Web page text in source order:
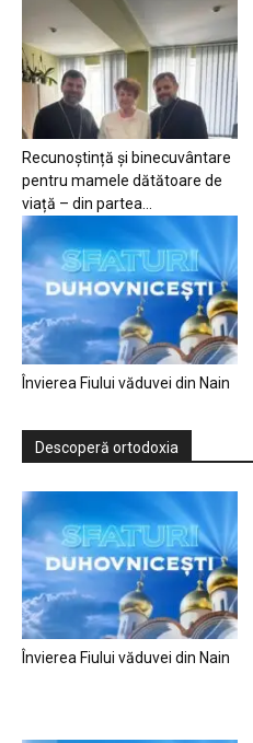
Recunoștință și binecuvântare
pentru mamele dătătoare de
viață – din partea...
Învierea Fiului văduvei din Nain
Descoperă ortodoxia
Învierea Fiului văduvei din Nain